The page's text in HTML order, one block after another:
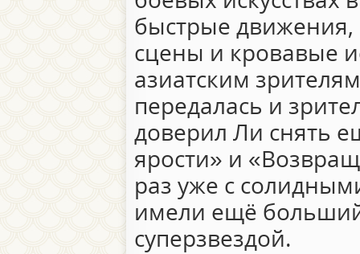
быстрые
сцены и кровавые
азиатским
передалась и
доверил Ли снять
ярости» и
раз уже с
имели ещё
суперзвездой.